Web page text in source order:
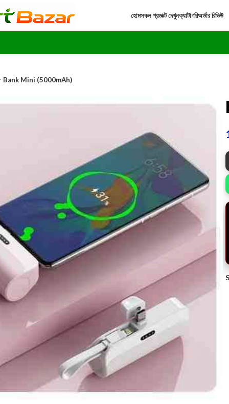
হোমসকল প্রডাক্ট দেখুনক্যাটাগরিঅর্ডার রিভিউ
Bank Mini (5000mAh)